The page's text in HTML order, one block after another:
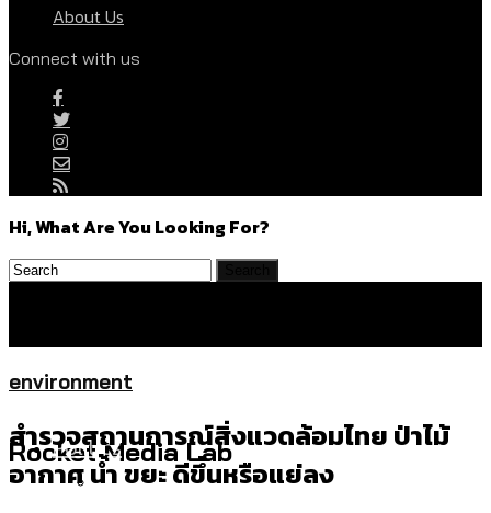
About Us
Connect with us
Hi, What Are You Looking For?
Rocket Media Lab
Politics
environment
สำรวจสถานการณ์สิ่งแวดล้อมไทย ป่าไม้
อากาศ น้ำ ขยะ ดีขึ้นหรือแย่ลง